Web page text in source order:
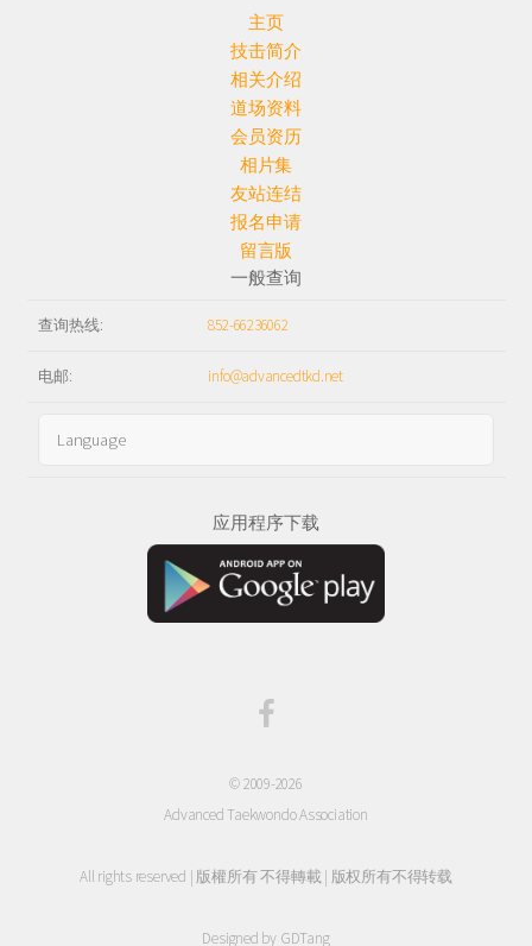
主页
技击简介
相关介绍
道场资料
会员资历
相片集
友站连结
报名申请
留言版
一般查询
查询热线: 852-66236062
电邮: info@advancedtkd.net
应用程序下载
© 2009-2026
Advanced Taekwondo Association
All rights reserved | 版權所有 不得轉載 | 版权所有不得转载
Designed by GDTang